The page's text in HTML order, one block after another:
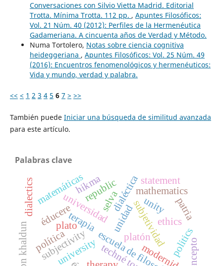
Conversaciones con Silvio Vietta Madrid. Editorial
Trotta. Mínima Trotta. 112 pp. , Apuntes Filosóficos:
Vol. 21 Núm. 40 (2012): Perfiles de la Hermenéutica
Gadameriana. A cincuenta años de Verdad y Método.
Numa Tortolero, Notas sobre ciencia cognitiva
heideggeriana , Apuntes Filosóficos: Vol. 25 Núm. 49
(2016): Encuentros fenomenológicos y hermenéuticos:
Vida y mundo, verdad y palabra.
<< < 1 2 3 4 5 6 7 > >>
También puede Iniciar una búsqueda de similitud avanzada
para este artículo.
Palabras clave
universidad
escuela de filosofía
terapia
éducere subjetividad
university
subjectivity platón
matemáticas dialéctica
unidad
plato
republic mathematics
dialectics unity
política
ethics
politics
patria
selva
hikma
ibn khaldun
statement
concepto